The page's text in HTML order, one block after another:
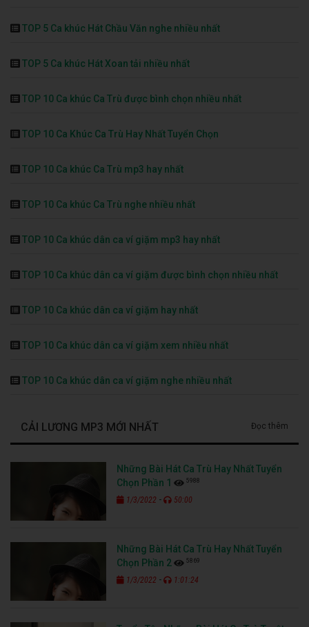
TOP 5 Ca khúc Hát Chầu Văn nghe nhiều nhất
TOP 5 Ca khúc Hát Xoan tải nhiều nhất
TOP 10 Ca khúc Ca Trù được bình chọn nhiều nhất
TOP 10 Ca Khúc Ca Trù Hay Nhất Tuyển Chọn
TOP 10 Ca khúc Ca Trù mp3 hay nhất
TOP 10 Ca khúc Ca Trù nghe nhiều nhất
TOP 10 Ca khúc dân ca ví giặm mp3 hay nhất
TOP 10 Ca khúc dân ca ví giặm được bình chọn nhiều nhất
TOP 10 Ca khúc dân ca ví giặm hay nhất
TOP 10 Ca khúc dân ca ví giặm xem nhiều nhất
TOP 10 Ca khúc dân ca ví giặm nghe nhiều nhất
CẢI LƯƠNG MP3 MỚI NHẤT Đọc thêm
Những Bài Hát Ca Trù Hay Nhất Tuyển
Chọn Phần 1
5988
1/3/2022 - 50:00
Những Bài Hát Ca Trù Hay Nhất Tuyển
Chọn Phần 2
5869
1/3/2022 - 1:01:24